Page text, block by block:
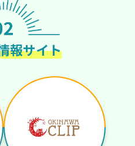
報サイト